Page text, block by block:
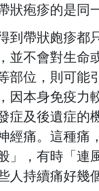
狀疱疹的是同
到帶狀皰疹都
並不會對生命
部位，則可能
因本身免疫力
症及後遺症的
經痛。這種痛
」，有時「連
人持續痛好幾